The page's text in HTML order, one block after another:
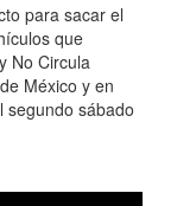
para sacar el
que
No Circula
México y en
segundo sábado